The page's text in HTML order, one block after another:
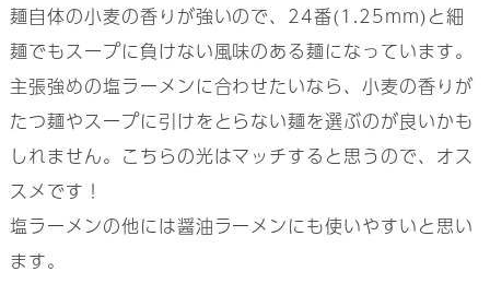
麺自体の小麦の香りが強いので、24番(1.25mm)と細
麺でもスープに負けない風味のある麺になっています。
主張強めの塩ラーメンに合わせたいなら、小麦の香りが
たつ麺やスープに引けをとらない麺を選ぶのが良いかも
しれません。こちらの光はマッチすると思うので、オス
スメです！
塩ラーメンの他には醤油ラーメンにも使いやすいと思い
ます。